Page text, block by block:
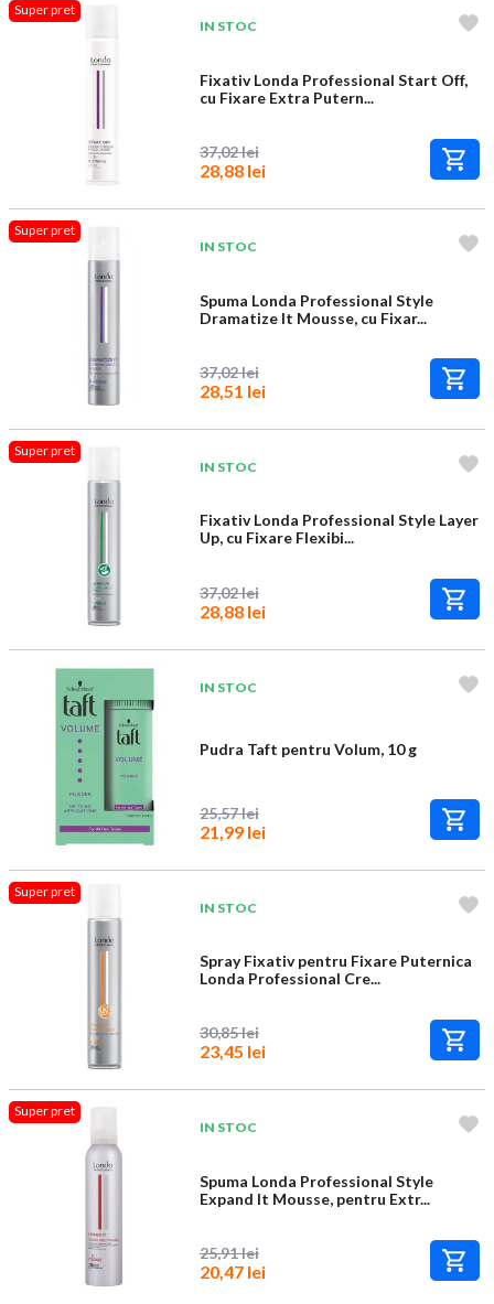
Super pret
IN STOC
Fixativ Londa Professional Start Off,
cu Fixare Extra Putern...
37,02 lei
28,88 lei
Super pret
IN STOC
Spuma Londa Professional Style
Dramatize It Mousse, cu Fixar...
37,02 lei
28,51 lei
Super pret
IN STOC
Fixativ Londa Professional Style Layer
Up, cu Fixare Flexibi...
37,02 lei
28,88 lei
IN STOC
Pudra Taft pentru Volum, 10 g
25,57 lei
21,99 lei
Super pret
IN STOC
Spray Fixativ pentru Fixare Puternica
Londa Professional Cre...
30,85 lei
23,45 lei
Super pret
IN STOC
Spuma Londa Professional Style
Expand It Mousse, pentru Extr...
25,91 lei
20,47 lei